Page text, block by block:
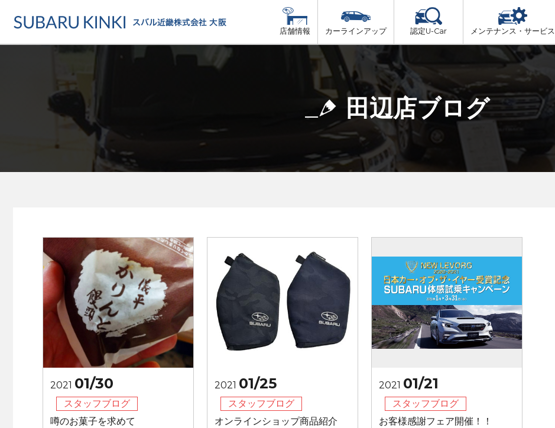
店舗情報
店舗情報 店舗一覧
地域でさがす
地図でさがす
試乗車でさがす
大阪府北部
大阪府市内
大阪府南部
カーラインアップ
カーラインアップ
カーラインアップ一覧
乗用車
軽自動車
認定U-Car メンテナンス・サービス
メンテナンス・サービス
メンテナンス・サービストップ
車検・定期点検をする
カーケアをする
車検（法定24か月点検）
法定 12ヶ月 点検
6ヶ月ごとの セーフティ チェック
車検 3ヶ月前 無料診断
田辺店ブログ
2021 01/30
スタッフブログ
噂のお菓子を求めて
2021 01/25
スタッフブログ
オンラインショップ商品紹介
2021 01/21
スタッフブログ
お客様感謝フェア開催！！